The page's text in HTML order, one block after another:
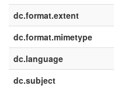
dc.format.extent
dc.format.mimetype
dc.language
dc.subject